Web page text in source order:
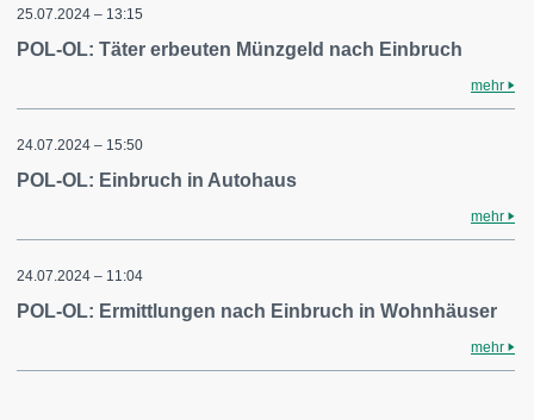
25.07.2024 – 13:15
POL-OL: Täter erbeuten Münzgeld nach Einbruch
mehr
24.07.2024 – 15:50
POL-OL: Einbruch in Autohaus
mehr
24.07.2024 – 11:04
POL-OL: Ermittlungen nach Einbruch in Wohnhäuser
mehr